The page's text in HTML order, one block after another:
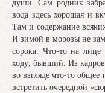
вода здесь хорошая и
Там и содержание
И зимой в морозы не
сорока. Что-то на
ходу, бывший. Из
во взгляде что-то общее
встретить очередной